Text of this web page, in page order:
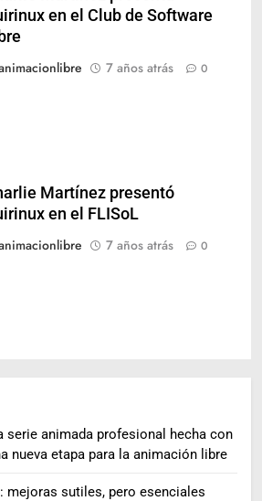
en el Club de Software
7 años atrás 0
Martínez presentó
en el FLISoL
7 años atrás 0
serie animada profesional hecha con
nueva etapa para la animación libre
mejoras sutiles, pero esenciales